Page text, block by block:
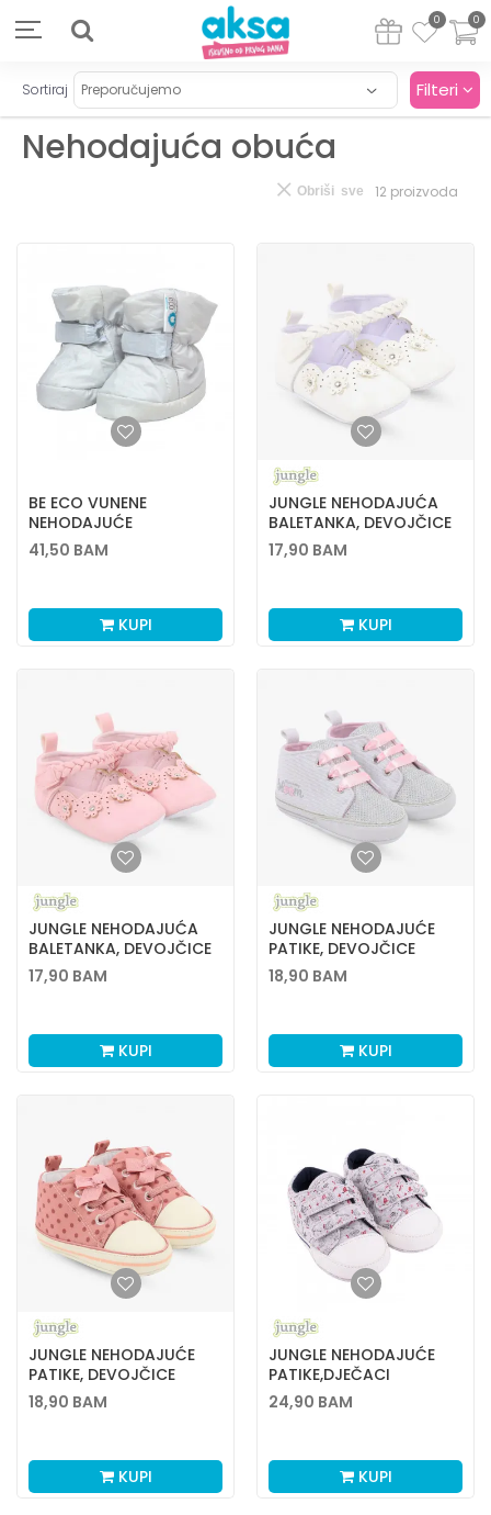
0
0
Nehodajuća obuća
Sortiraj Filteri
12 proizvoda
Obriši sve
BE ECO VUNENE
NEHODAJUĆE
CIPELICE,UNISEX,0-9M
41,50 BAM
KUPI
JUNGLE NEHODAJUĆA
BALETANKA, DEVOJČICE
17,90 BAM
KUPI
JUNGLE NEHODAJUĆA
BALETANKA, DEVOJČICE
17,90 BAM
KUPI
JUNGLE NEHODAJUĆE
PATIKE, DEVOJČICE
18,90 BAM
KUPI
JUNGLE NEHODAJUĆE
PATIKE, DEVOJČICE
18,90 BAM
KUPI
JUNGLE NEHODAJUĆE
PATIKE,DJEČACI
24,90 BAM
KUPI